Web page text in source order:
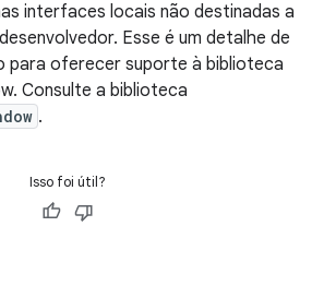
interfaces locais não destinadas a
Esse é um detalhe de
para oferecer suporte à biblioteca
Consulte a biblioteca
.
Isso foi útil?